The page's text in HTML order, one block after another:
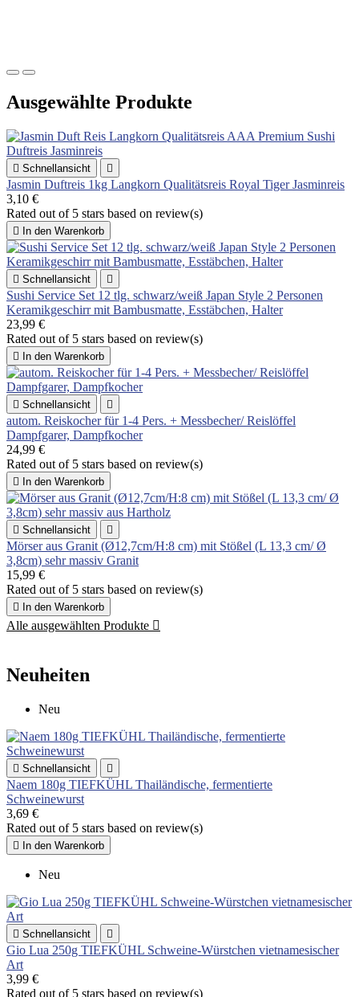
Ausgewählte Produkte
 Schnellansicht 
Jasmin Duftreis 1kg Langkorn Qualitätsreis Royal Tiger Jasminreis
3,10 €
Rated out of 5 stars based on review(s)
 In den Warenkorb
 Schnellansicht 
Sushi Service Set 12 tlg. schwarz/weiß Japan Style 2 Personen
Keramikgeschirr mit Bambusmatte, Esstäbchen, Halter
23,99 €
Rated out of 5 stars based on review(s)
 In den Warenkorb
 Schnellansicht 
autom. Reiskocher für 1-4 Pers. + Messbecher/ Reislöffel
Dampfgarer, Dampfkocher
24,99 €
Rated out of 5 stars based on review(s)
 In den Warenkorb
 Schnellansicht 
Mörser aus Granit (Ø12,7cm/H:8 cm) mit Stößel (L 13,3 cm/ Ø
3,8cm) sehr massiv Granit
15,99 €
Rated out of 5 stars based on review(s)
 In den Warenkorb
Alle ausgewählten Produkte 
Neuheiten
Neu
 Schnellansicht 
Naem 180g TIEFKÜHL Thailändische, fermentierte
Schweinewurst
3,69 €
Rated out of 5 stars based on review(s)
 In den Warenkorb
Neu
 Schnellansicht 
Gio Lua 250g TIEFKÜHL Schweine-Würstchen vietnamesischer
Art
3,99 €
Rated out of 5 stars based on review(s)